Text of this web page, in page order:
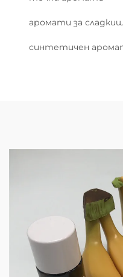
аромати за
синтетичен